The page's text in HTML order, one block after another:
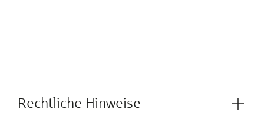
Rechtliche Hinweise